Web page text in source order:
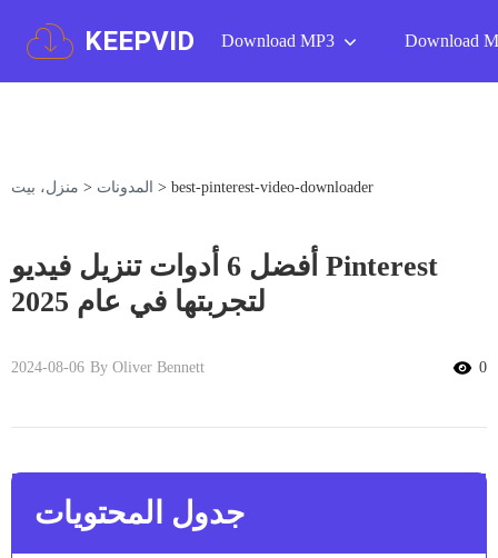
KEEPVID Download MP3 Download
منزل، بيت > المدونات > best-pinterest-video-downloader
أفضل 6 أدوات تنزيل فيديو Pinterest
لتجربتها في عام 2025
2024-08-06 By Oliver Bennett 0
جدول المحتويات